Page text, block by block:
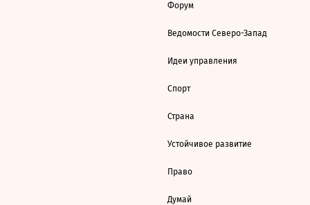
Форум
Ведомости Северо-Запад
Идеи управления
Спорт
Страна
Устойчивое развитие
Право
Думай